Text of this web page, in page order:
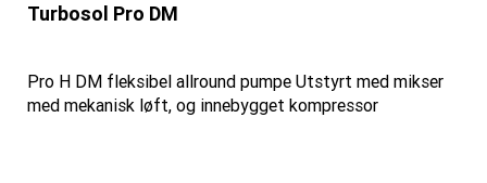
Turbosol Pro DM
Pro H DM fleksibel allround pumpe Utstyrt med mikser
med mekanisk løft, og innebygget kompressor